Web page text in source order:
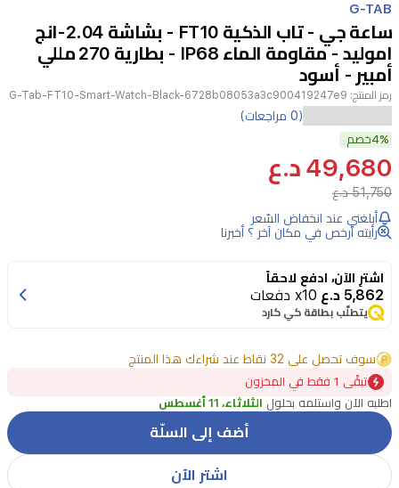
3
G-TAB
ساعة جي - تاب الذكية FT10 - بشاشة 2.04-انج
اموليد - مقاومة الماء IP68 - بطارية 270 مللي
أمبير - أسود
رمز المنتج: G-Tab-FT10-Smart-Watch-Black-6728b08053a3c900419247e9
G-
Tab
FT10
ساعة
ذكية
متكاملة
مصممة
لتناسب
نمط
الحياة
النشط.
تتميز
بشاشة
AMOLED
مقاس
(0 مراجعات)
4%خصم
49,680 د.ع
51,750 د.ع
أبلغني عند انخفاض السّعر
رأيته أرخص في مكان آخر ؟ أخبرنا
اشترِ الآن، ادفع لاحقاً
5,862 د.ع x10 دفعات
يتطلّب بطاقة كي كارد
سوف تحصل على 32 نقاط عند شراءك هذا المنتج
تبقًى 1 فقط في المخزون
اطلبه الآن واستلمه بحلول الثلاثاء، 11 أغسطس
أضف إلى السلّة
اشتر الآن